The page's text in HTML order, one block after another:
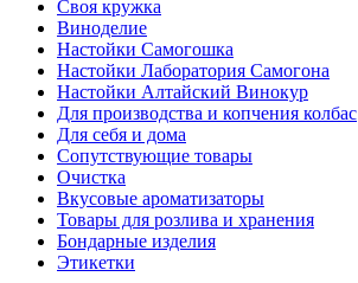
Своя кружка
Виноделие
Настойки Самогошка
Настойки Лаборатория Самогона
Настойки Алтайский Винокур
Для производства и копчения колбас
Для себя и дома
Сопутствующие товары
Очистка
Вкусовые ароматизаторы
Товары для розлива и хранения
Бондарные изделия
Этикетки